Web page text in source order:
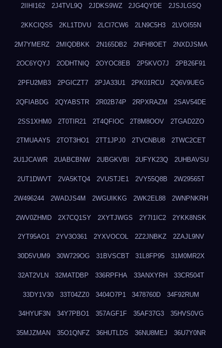
2IIHI162 2J4TVL9Q 2JDKS9WZ 2JG4QYDE 2JSJLGSQ
2KKCIQS5 2KL1TDVU 2LCI7CW6 2LN9C5H3 2LVOI55N
2M7YMERZ 2MIQDBKK 2N165DB2 2NFH8OET 2NXDJSMA
2OC6YQYJ 2ODHTNIQ 2OYOC8EB 2P5KVO7J 2PB26F91
2PFU2MB3 2PGICZT7 2PJA33U1 2PK01RCU 2Q6V9UEG
2QFIABDG 2QYABSTR 2R02B74P 2RPXRAZM 2SAV54DE
2SS1XHM0 2T0TIR21 2T4QFIOC 2T8M8OOV 2TGAD2ZO
2TMUAAY5 2TOT3HO1 2TT1JPJ0 2TVCNBU8 2TWC2CET
2U1JCAWR 2UABCBNW 2UBGKVBI 2UFYK23Q 2UHBAVSU
2UT1DWVT 2VA5KTQ4 2VUSTJE1 2VY55Q8B 2W29565T
2W496244 2WADJS4M 2WGUIKKG 2WK2EL88 2WNPNKRH
2WV0ZHMD 2X7CQ1SY 2XYTJWGS 2Y7I1IC2 2YKK8NSK
2YT95AO1 2YV3O361 2YXVOCOL 2Z2JNBKZ 2ZAJL9NV
30D5VUM9 30W729OG 31BVSCBT 31L8FP95 31M0MR2X
32AT2VLN 32MATDBP 336RPFHA 33ANXYRH 33CR504T
33DY1V30 33T04ZZ0 3404O7P1 3478760D 34F92RUM
34HYUF3N 34Y7PBO1 357AGF1F 35AF37G3 35HVS0VG
35MJZMAN 35O1QNFZ 36HUTLDS 36NU8MEJ 36U7Y0NR